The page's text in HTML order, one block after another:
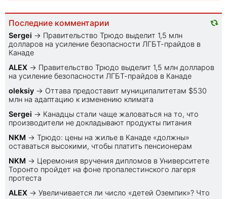
Последние комментарии
Sеrgei → Правительство Трюдо выделит 1,5 млн
долларов на усиление безопасности ЛГБТ-прайдов в
Канаде
ALEX → Правительство Трюдо выделит 1,5 млн долларов
на усиление безопасности ЛГБТ-прайдов в Канаде
oleksiy → Оттава предоставит муниципалитетам $530
млн на адаптацию к изменению климата
Sеrgei → Канадцы стали чаще жаловаться на то, что
производители не докладывают продукты питания
NKM → Трюдо: цены на жилье в Канаде «должны»
оставаться высокими, чтобы платить пенсионерам
NKM → Церемония вручения дипломов в Университете
Торонто пройдет на фоне пропалестинского лагеря
протеста
ALEX → Увеличивается ли число «детей Оземпик»? Что